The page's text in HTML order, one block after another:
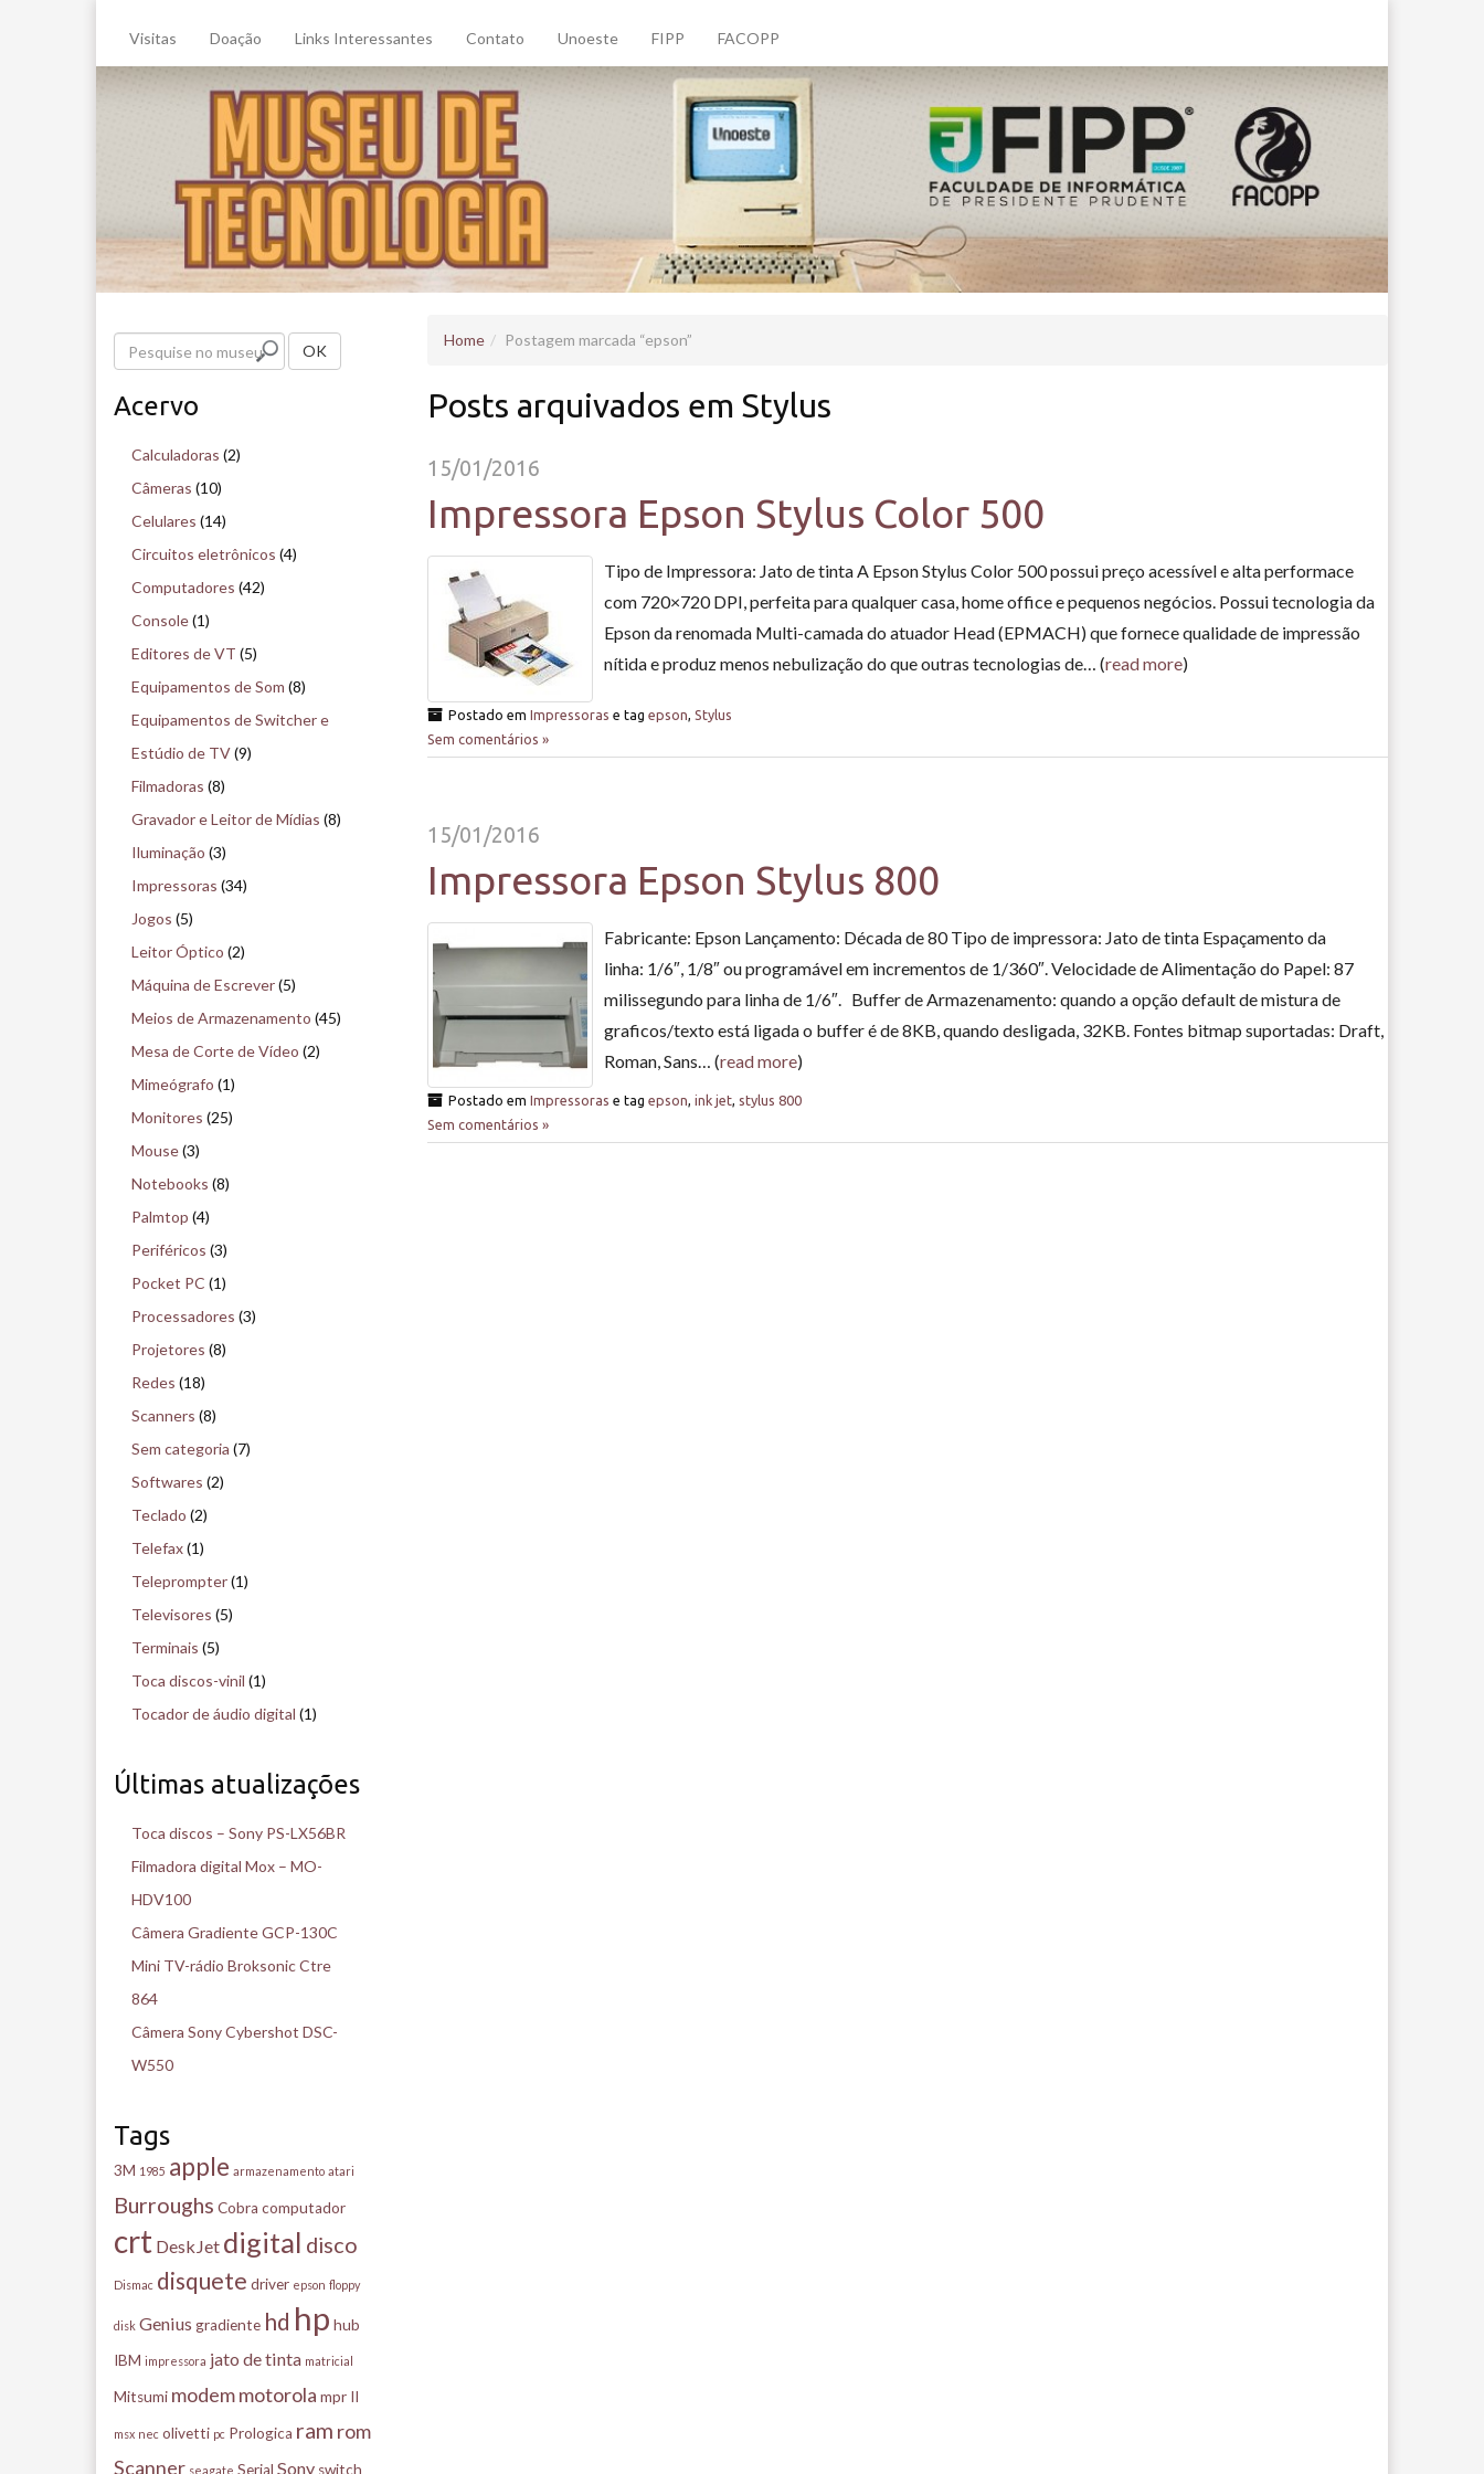
Visitas Doação Links Interessantes Contato Unoeste FIPP FACOPP
Home Postagem marcada epson
Posts arquivados em Stylus
15/01/2016
Impressora Epson Stylus Color 500
Tipo de Impressora: Jato de tinta A Epson Stylus Color 500 possui preço acessível e alta performace
com 720×720 DPI, perfeita para qualquer casa, home office e pequenos negócios. Possui tecnologia da
Epson da renomada Multi-camada do atuador Head (EPMACH) que fornece qualidade de impressão
nítida e produz menos nebulização do que outras tecnologias de… (read more)
Postado em Impressoras e tag epson Stylus
Sem comentários »
15/01/2016
Impressora Epson Stylus 800
Fabricante: Epson Lançamento: Década de 80 Tipo de impressora: Jato de tinta Espaçamento da
linha: 1/6″, 1/8″ ou programável em incrementos de 1/360″. Velocidade de Alimentação do Papel: 87
milissegundo para linha de 1/6″. Buffer de Armazenamento: quando a opção default de mistura de
graficos/texto está ligada o buffer é de 8KB, quando desligada, 32KB. Fontes bitmap suportadas: Draft,
Roman, Sans… (read more)
Postado em Impressoras e tag epson ink jet stylus 800
Sem comentários »
s
OK
Acervo
Calculadoras (2)
Câmeras (10)
Celulares (14)
Circuitos eletrônicos (4)
Computadores (42)
Console(1)
Editores de VT (5)
Equipamentos de Som (8)
Equipamentos de Switcher e
Estúdio de TV(9)
Filmadoras (8)
Gravador e Leitor de Mídias (8)
Iluminação (3)
Impressoras (34)
Jogos (5)
Leitor Óptico (2)
Máquina de Escrever(5)
Meios de Armazenamento (45)
Mesa de Corte de Vídeo (2)
Mimeógrafo (1)
Monitores (25)
Mouse(3)
Notebooks (8)
Palmtop (4)
Periféricos (3)
Pocket PC (1)
Processadores (3)
Projetores (8)
Redes (18)
Scanners (8)
Sem categoria (7)
Softwares (2)
Teclado (2)
Telefax(1)
Teleprompter(1)
Televisores (5)
Terminais (5)
Toca discos-vinil (1)
Tocador de áudio digital (1)
Últimas atualizações
Toca discos – Sony PS-LX56BR
Filmadora digital Mox – MO-
HDV100
Câmera Gradiente GCP-130C
Mini TV-rádio Broksonic Ctre
864
Câmera Sony Cybershot DSC-
W550
Tags
3M 1985 apple armazenamento atari
Burroughs Cobra computador
crt DeskJet digital disco
Dismac disquete driver epson floppy
disk Genius gradiente hd hp hub
IBM impressora jato de tinta matricial
Mitsumi modemmotorola mpr II
msx nec olivetti pc Prologica ram rom
Scanner seagate Serial Sony switch